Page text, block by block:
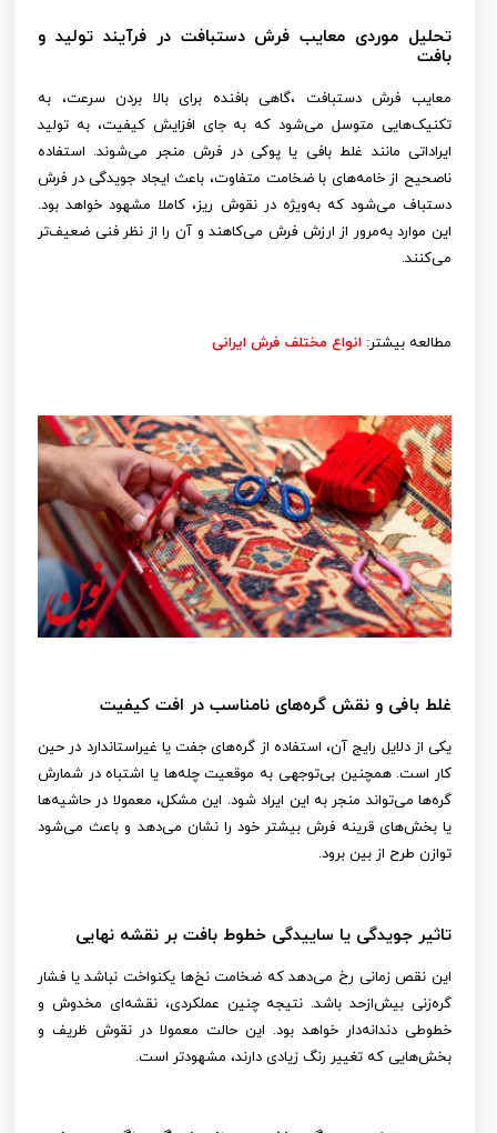
تحلیل موردی معایب فرش دستبافت در فرآیند تولید و
بافت
معایب فرش دستبافت ،گاهی بافنده برای بالا بردن سرعت، به
تکنیک‌هایی متوسل می‌شود که به جای افزایش کیفیت، به تولید
ایراداتی مانند غلط بافی یا پوکی در فرش منجر می‌شوند. استفاده
ناصحیح از خامه‌های با ضخامت متفاوت، باعث ایجاد جویدگی در فرش
دستباف می‌شود که به‌ویژه در نقوش ریز، کاملا مشهود خواهد بود.
این موارد به‌مرور از ارزش فرش می‌کاهند و آن را از نظر فنی ضعیف‌تر
می‌کنند.
مطالعه بیشتر: انواع مختلف فرش ایرانی
غلط بافی و نقش گره‌های نامناسب در افت کیفیت
یکی از دلایل رایج آن، استفاده از گره‌های جفت یا غیراستاندارد در حین
کار است. همچنین بی‌توجهی به موقعیت چله‌ها یا اشتباه در شمارش
گره‌ها می‌تواند منجر به این ایراد شود. این مشکل، معمولا در حاشیه‌ها
یا بخش‌های قرینه فرش بیشتر خود را نشان می‌دهد و باعث می‌شود
توازن طرح از بین برود.
تاثیر جویدگی یا ساییدگی خطوط بافت بر نقشه نهایی
این نقص زمانی رخ می‌دهد که ضخامت نخ‌ها یکنواخت نباشد یا فشار
گره‌زنی بیش‌ازحد باشد. نتیجه چنین عملکردی، نقشه‌ای مخدوش و
خطوطی دندانه‌دار خواهد بود. این حالت معمولا در نقوش ظریف و
بخش‌هایی که تغییر رنگ زیادی دارند، مشهودتر است.